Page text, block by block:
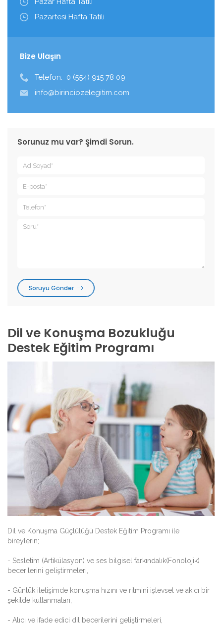
Pazartesi Hafta Tatili
Bize Ulaşın
Telefon: 0 (554) 915 78 09
info@birinciozelegitim.com
Sorunuz mu var? Şimdi Sorun.
Soruyu Gönder
Dil ve Konuşma Bozukluğu
Destek Eğitim Programı
Dil ve Konuşma Güçlülüğü Destek Eğitim Programı ile
bireylerin;
- Sesletim (Artikülasyon) ve ses bilgisel farkındalık(Fonolojik)
becerilerini geliştirmeleri,
- Günlük iletişimde konuşma hızını ve ritmini işlevsel ve akıcı bir
şekilde kullanmaları,
- Alıcı ve ifade edici dil becerilerini geliştirmeleri,